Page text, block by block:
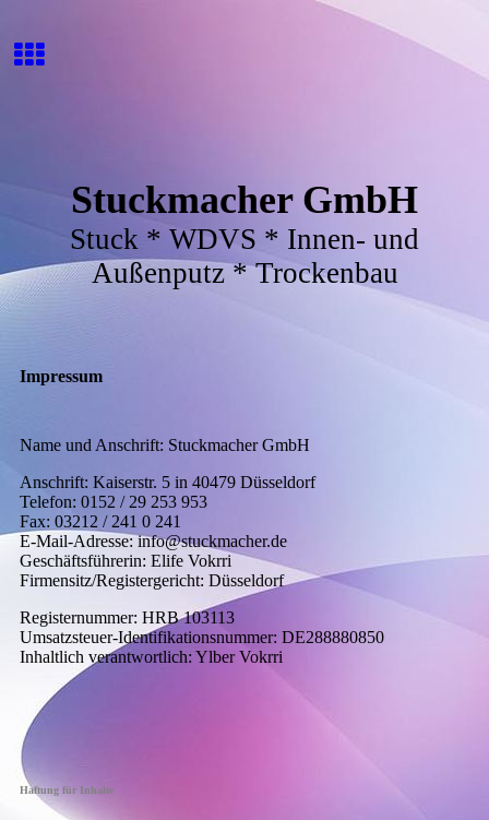
Stuckmacher GmbH
Stuck * WDVS * Innen- und
Außenputz * Trockenbau
Impressum
Name und Anschrift: Stuckmacher GmbH
Anschrift: Kaiserstr. 5 in 40479 Düsseldorf
Telefon: 0152 / 29 253 953
Fax: 03212 / 241 0 241
E-Mail-Adresse: info@stuckmacher.de
Geschäftsführerin: Elife Vokrri
Firmensitz/Registergericht: Düsseldorf
Registernummer: HRB 103113
Umsatzsteuer-Identifikationsnummer: DE288880850
Inhaltlich verantwortlich: Ylber Vokrri
Haftung für Inhalte